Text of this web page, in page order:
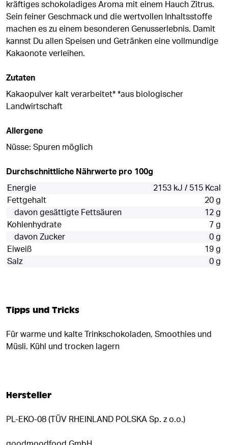
kräftiges schokoladiges Aroma mit einem Hauch Zitrus.
Sein feiner Geschmack und die wertvollen Inhaltsstoffe
machen es zu einem besonderen Genusserlebnis. Damit
kannst Du allen Speisen und Getränken eine vollmundige
Kakaonote verleihen.
Zutaten
Kakaopulver kalt verarbeitet* *aus biologischer
Landwirtschaft
Allergene
Nüsse: Spuren möglich
Durchschnittliche Nährwerte pro 100g
Energie
2153 kJ / 515 Kcal
Fettgehalt
20 g
davon gesättigte Fettsäuren
12 g
Kohlenhydrate
7 g
davon Zucker
0 g
Eiweiß
19 g
Salz
0 g
Tipps und Tricks
Für warme und kalte Trinkschokoladen, Smoothies und
Müsli. Kühl und trocken lagern
Hersteller
PL-EKO-08 (TÜV RHEINLAND POLSKA Sp. z o.o.)